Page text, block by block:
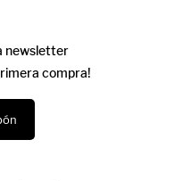
newsletter
compra!